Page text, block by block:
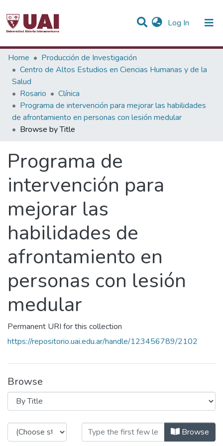
Log In (current)
Communities & Collections
All of DSpace
Home
Producción de Investigación
Centro de Altos Estudios en Ciencias Humanas y de la
Salud
Rosario
Clínica
Programa de intervención para mejorar las habilidades
de afrontamiento en personas con lesión medular
Browse by Title
Programa de
intervención para
mejorar las
habilidades de
afrontamiento en
personas con lesión
medular
Permanent URI for this collection
https://repositorio.uai.edu.ar/handle/123456789/2102
Browse
Browsing Programa de Browse